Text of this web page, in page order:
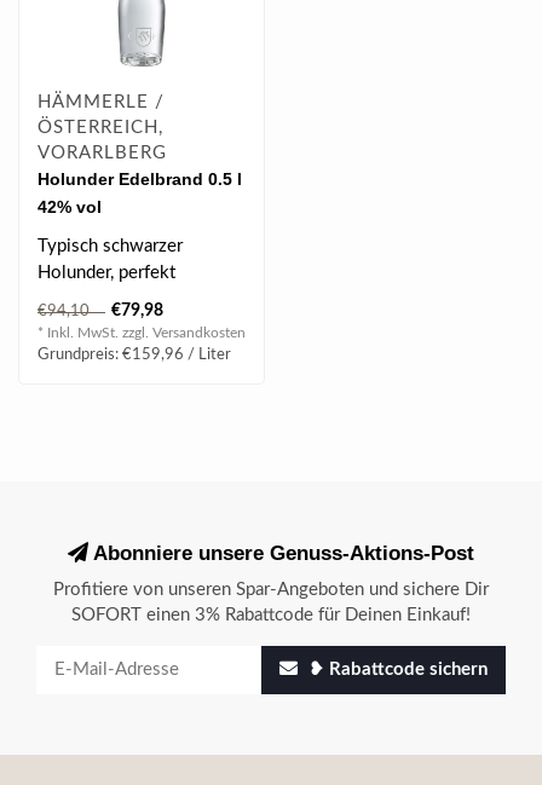
HÄMMERLE /
ÖSTERREICH,
VORARLBERG
Holunder Edelbrand 0.5 l
42% vol
Typisch schwarzer
Holunder, perfekt
gezeichnete Frucht, feine
Würze, leichte Ka..
€94,10 €79,98
* Inkl. MwSt. zzgl. Versandkosten
Grundpreis: €159,96 / Liter
Abonniere unsere Genuss-Aktions-Post
Profitiere von unseren Spar-Angeboten und sichere Dir
SOFORT einen 3% Rabattcode für Deinen Einkauf!
❥ Rabattcode sichern